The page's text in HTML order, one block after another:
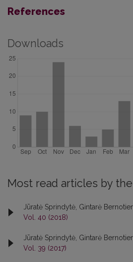
References
Downloads
Most read articles by
Jūratė Sprindytė, Gintarė
Vol. 40 (2018)
Jūratė Sprindytė, Gintarė
Vol. 39 (2017)